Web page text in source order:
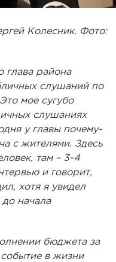
Колесник. Фото:
глава района
слушаний по
мое сугубо
слушаниях
у главы почему-
с жителями. Здесь
там – 3-4
и говорит,
хотя я увидел
начала
бюджета за
в жизни